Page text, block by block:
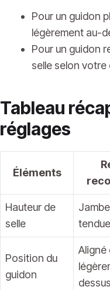
Pour un guidon
légèrement au-
Pour un guidon
selle selon
Tableau
réglages
Éléments
Hauteur de
selle
tendue
Position du
guidon
Aligné
dessus